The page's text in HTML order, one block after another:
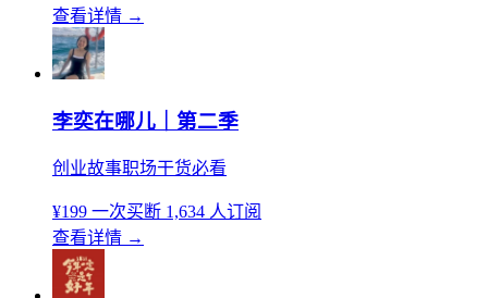
查看详情 →
李奕在哪儿｜第二季
创业故事职场干货必看
¥199 一次买断 1,634 人订阅
查看详情 →